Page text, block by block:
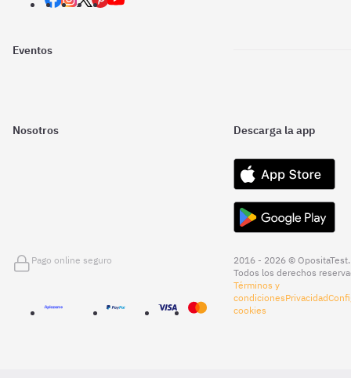
Eventos
Nosotros Descarga la app
Pago online seguro
2016 - 2026 © OpositaTest.
Todos los derechos
Términos y
condicionesPrivacidad
cookies